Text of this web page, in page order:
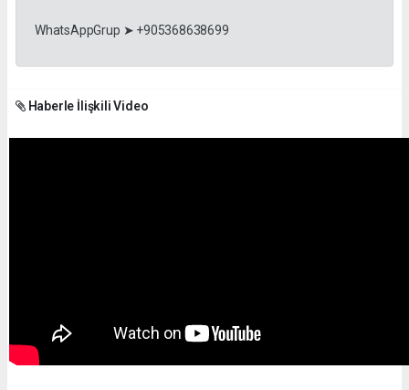
WhatsAppGrup ➤ +905368638699
Haberle İlişkili Video